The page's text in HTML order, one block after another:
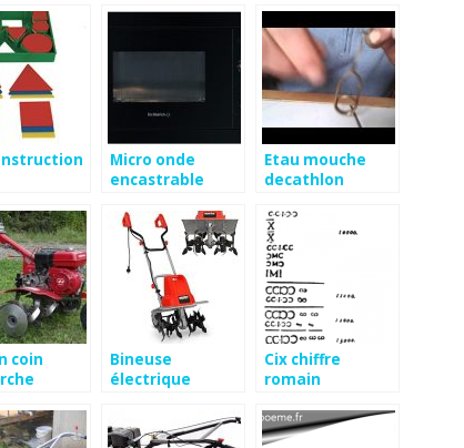
Micro onde
encastrable
cm
Etau mouche
decathlon
coin
Bineuse
électrique
Cix chiffre
romain